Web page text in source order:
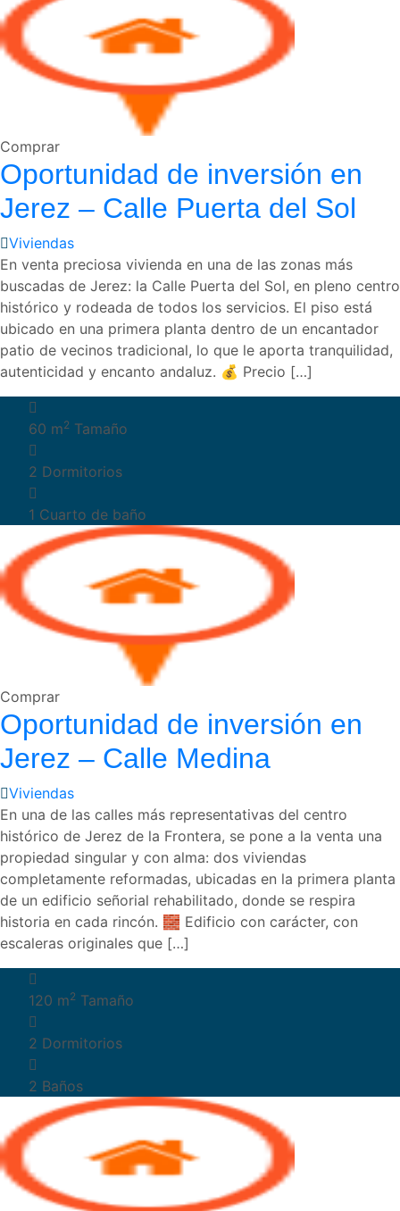
Comprar
Oportunidad de inversión en
Jerez – Calle Puerta del Sol
Viviendas
En venta preciosa vivienda en una de las zonas más
buscadas de Jerez: la Calle Puerta del Sol, en pleno centro
histórico y rodeada de todos los servicios. El piso está
ubicado en una primera planta dentro de un encantador
patio de vecinos tradicional, lo que le aporta tranquilidad,
autenticidad y encanto andaluz. 💰 Precio […]
60 m2 Tamaño
2 Dormitorios
1 Cuarto de baño
Comprar
Oportunidad de inversión en
Jerez – Calle Medina
Viviendas
En una de las calles más representativas del centro
histórico de Jerez de la Frontera, se pone a la venta una
propiedad singular y con alma: dos viviendas
completamente reformadas, ubicadas en la primera planta
de un edificio señorial rehabilitado, donde se respira
historia en cada rincón. 🧱 Edificio con carácter, con
escaleras originales que […]
120 m2 Tamaño
2 Dormitorios
2 Baños